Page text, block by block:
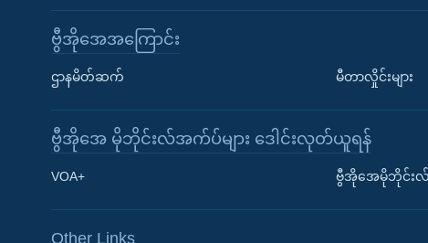
Learning English
ဗွီအိုအေအကြောင်း
ဌာနမိတ်ဆက် မီတာလှိုင်းများ
ဗွီအိုအေ မိုဘိုင်းလ်အက်ပ်များ ဒေါင်းလုတ်ယူရန်
VOA+ ဗွီအိုအေမိုဘိုင်း
Other Links